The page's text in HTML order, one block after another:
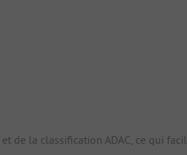
de la classification ADAC, ce qui